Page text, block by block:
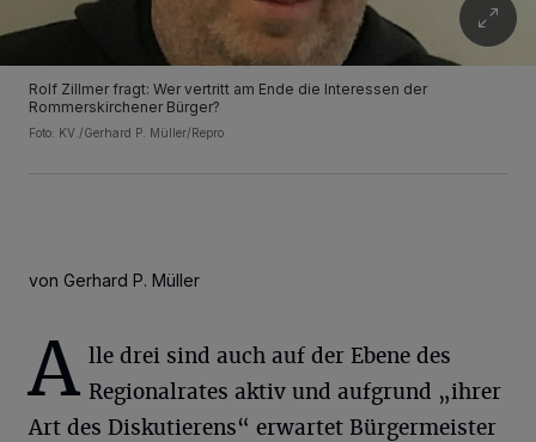
Rolf Zillmer fragt: Wer vertritt am Ende die Interessen der
Rommerskirchener Bürger?
Foto: KV./Gerhard P. Müller/Repro
von Gerhard P. Müller
A lle drei sind auch auf der Ebene des
Regionalrates aktiv und aufgrund „ihrer
Art des Diskutierens“ erwartet Bürgermeister